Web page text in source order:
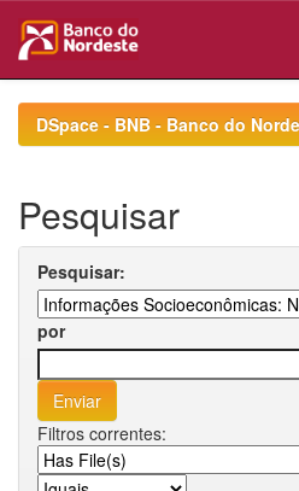
navigationDSpace - BNB - Banco do
Pesquisar
Pesquisar:
por
Filtros correntes: